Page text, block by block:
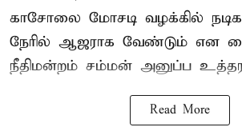
காசோலை மோசடி வழக்கில்
நேரில் ஆஜராக வேண்டும் என
நீதிமன்றம் சம்மன் அனுப்ப
Read More